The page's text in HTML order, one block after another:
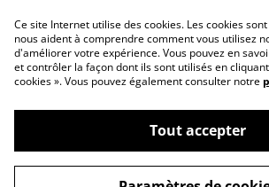
confidentialité
©2026Les Lubies de Lylyne
Ce site Internet utilise des cookies. Les cookies
nous aident à comprendre comment vous utilisez
d'améliorer votre expérience. Vous pouvez en
et contrôler la façon dont ils sont utilisés en
cookies ». Vous pouvez également consulter notre
Tout accepter